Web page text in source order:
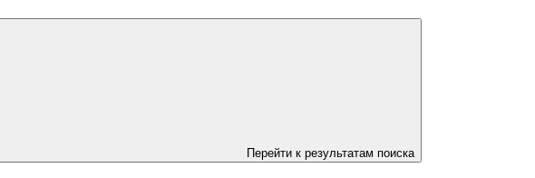
Перейти к результатам поиска